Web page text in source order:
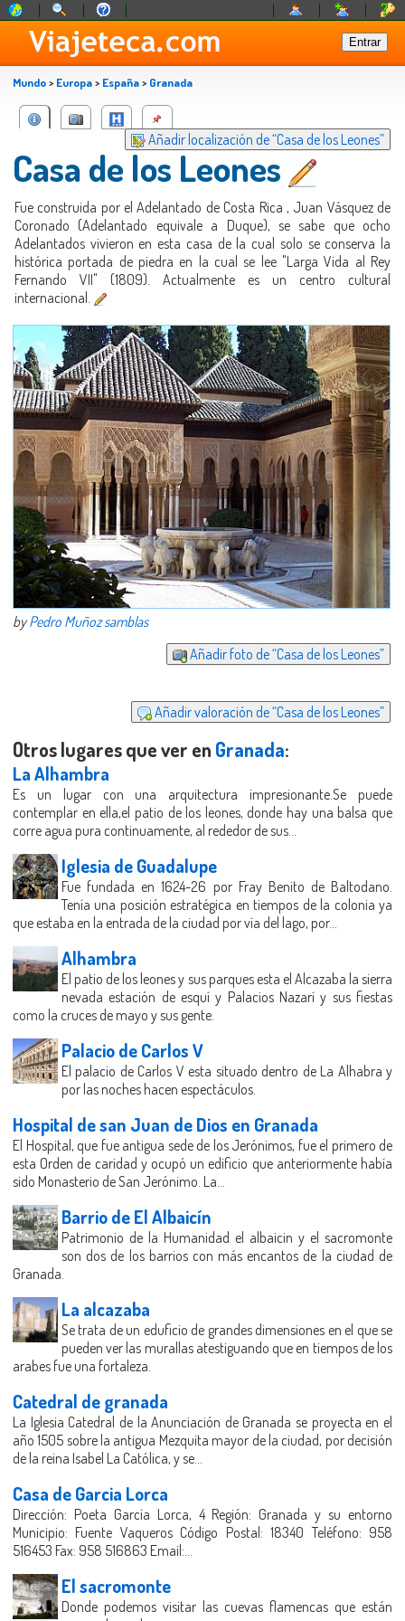
Mundo> Europa> España> Granada
Añadir localización de “Casa de los Leones”
Casa de los Leones
Fue construida por el Adelantado de Costa Rica , Juan Vásquez de
Coronado (Adelantado equivale a Duque), se sabe que ocho
Adelantados vivieron en esta casa de la cual solo se conserva la
histórica portada de piedra en la cual se lee "Larga Vida al Rey
Fernando VII" (1809). Actualmente es un centro cultural
internacional.
byPedro Muñoz samblas
Añadir foto de “Casa de los Leones”
Añadir valoración de “Casa de los Leones”
Otros lugares que ver en Granada:
La Alhambra
Es un lugar con una arquitectura impresionante.Se puede
contemplar en ella,el patio de los leones, donde hay una balsa que
corre agua pura continuamente, al rededor de sus...
Iglesia de Guadalupe
Fue fundada en 1624-26 por Fray Benito de Baltodano.
Tenía una posición estratégica en tiempos de la colonia ya
que estaba en la entrada de la ciudad por vía del lago, por...
Alhambra
El patio de los leones y sus parques esta el Alcazaba la sierra
nevada estación de esquí y Palacios Nazarí y sus fiestas
como la cruces de mayo y sus gente.
Palacio de Carlos V
El palacio de Carlos V esta situado dentro de La Alhabra y
por las noches hacen espectáculos.
Hospital de san Juan de Dios en Granada
El Hospital, que fue antigua sede de los Jerónimos, fue el primero de
esta Orden de caridad y ocupó un edificio que anteriormente había
sido Monasterio de San Jerónimo. La...
Barrio de El Albaicín
Patrimonio de la Humanidad el albaicin y el sacromonte
son dos de los barrios con más encantos de la ciudad de
Granada.
La alcazaba
Se trata de un eduficio de grandes dimensiones en el que se
pueden ver las murallas atestiguando que en tiempos de los
arabes fue una fortaleza.
Catedral de granada
La Iglesia Catedral de la Anunciación de Granada se proyecta en el
año 1505 sobre la antigua Mezquita mayor de la ciudad, por decisión
de la reina Isabel La Católica, y se...
Casa de Garcia Lorca
Dirección: Poeta García Lorca, 4 Región: Granada y su entorno
Municipio: Fuente Vaqueros Código Postal: 18340 Teléfono: 958
516453 Fax: 958 516863 Email:...
El sacromonte
Donde podemos visitar las cuevas flamencas que están